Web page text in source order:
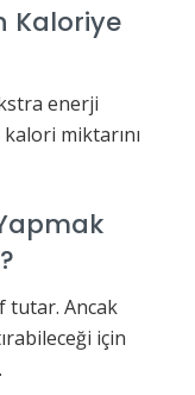
Kaloriye
enerji
miktarını
tutar. Ancak
için